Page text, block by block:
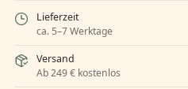
Lieferzeit
ca. 5–7 Werktage
Versand
Ab 249 € kostenlos